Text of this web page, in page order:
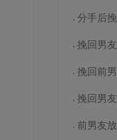
分手后
挽回男
挽回前
挽回男
前男友